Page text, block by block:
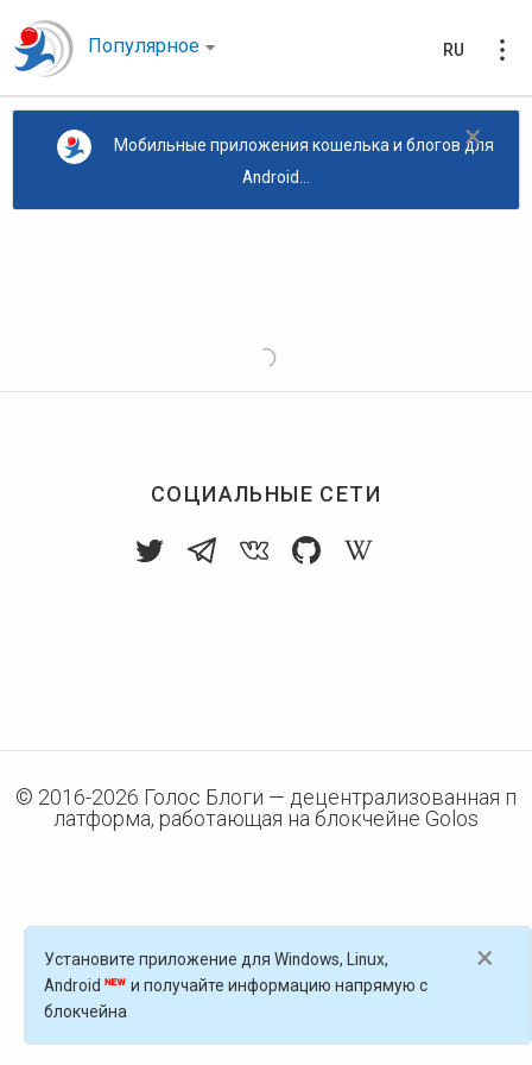
Популярное RU
×
Мобильные приложения кошелька и блогов для
Android...
СОЦИАЛЬНЫЕ СЕТИ
© 2016-2026 Голос Блоги — децентрализованная п
латформа, работающая на блокчейне Golos
×
Установите приложение для Windows, Linux,
Android
и получайте информацию напрямую с
блокчейна